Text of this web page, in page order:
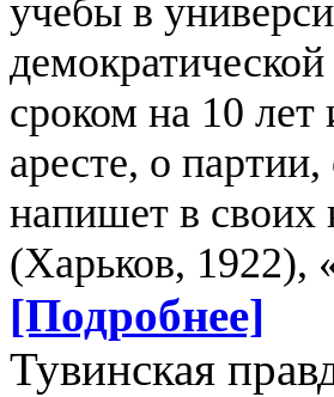
учебы в
сроком на 10
аресте, о
напишет в
(Харьков, 1922),
[Подробнее]
Тувинская